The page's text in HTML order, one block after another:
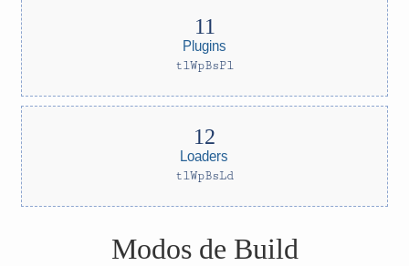
Plugins
tlWpBsPl
Loaders
tlWpBsLd
Modos de Build